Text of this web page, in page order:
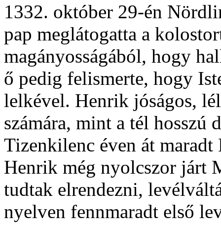
1332. október 29-én
pap meglátogatta a
magányosságából, hogy
ő pedig felismerte, hogy
lelkével. Henrik jóságos,
számára, mint a tél hosszú
Tizenkilenc éven át
Henrik még nyolcszor járt
tudtak elrendezni,
nyelven fennmaradt első